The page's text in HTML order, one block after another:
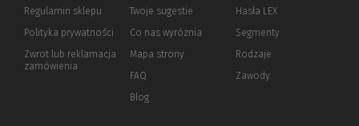
Regulamin sklepu
Polityka prywatności (Nowe
(Link
innej
Zwrot lub reklamacja
zamówienia
innej
strony)
Twoje sugestie
Co nas wyróżnia
Mapa strony
FAQ
Blog
Hasła LEX
Segmenty
Rodzaje
Zawody